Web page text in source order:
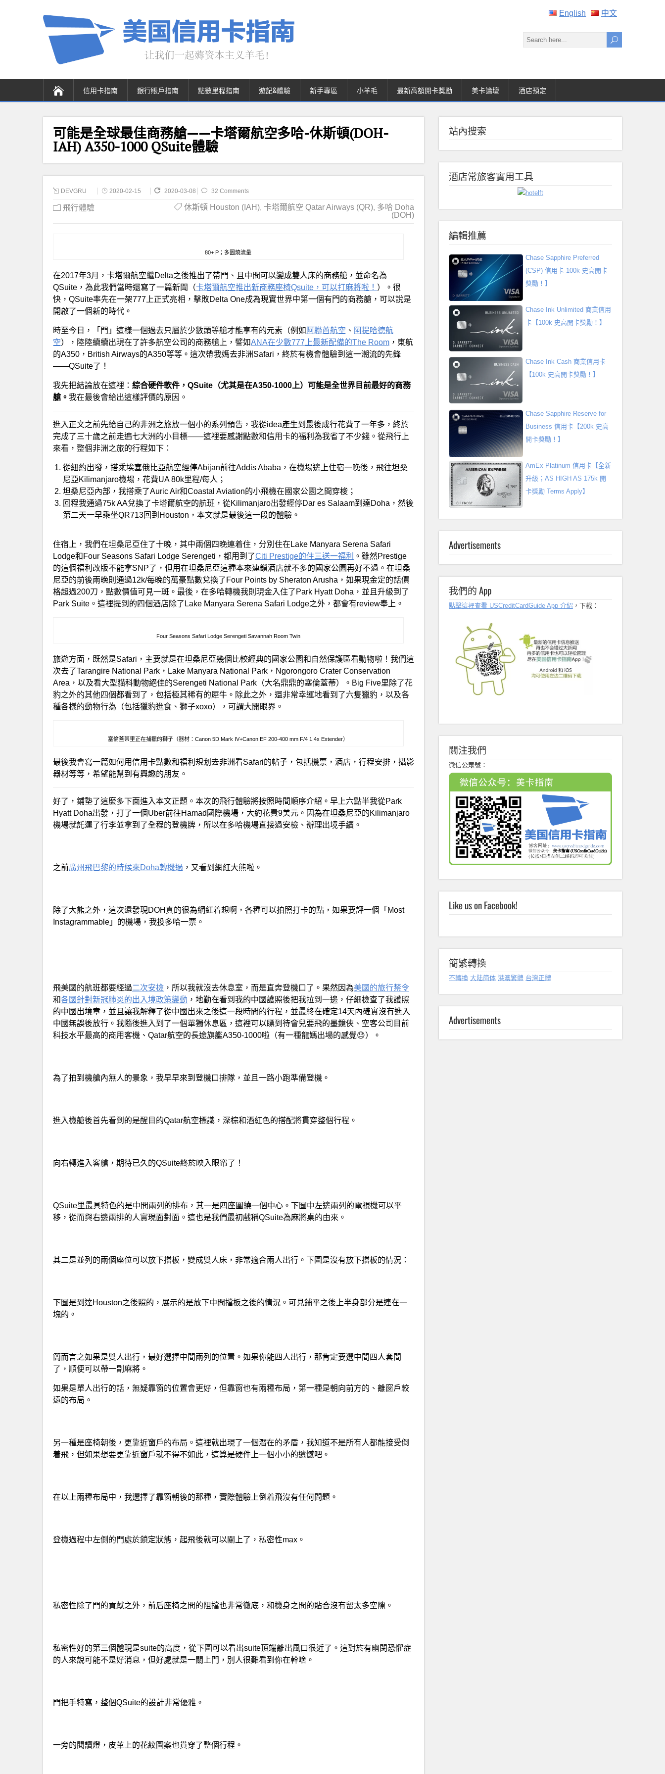
English 中文
信用卡指南 銀行賬戶指南 點數里程指南 遊記&體驗 新手專區 小羊毛 最新高額開卡獎勵 美卡論壇 酒店預定
可能是全球最佳商務艙——卡塔爾航空多哈-休斯頓(DOH-
IAH) A350-1000 QSuite體驗
DEVGRU 2020-02-15 2020-03-08 32 Comments
飛行體驗 休斯頓 Houston (IAH), 卡塔爾航空 Qatar Airways (QR), 多哈 Doha
(DOH)
80+ P；多圖燒流量
在2017年3月，卡塔爾航空繼Delta之後推出了帶門、且中間可以變成雙人床的商務艙，並命名為
QSuite，為此我們當時還寫了一篇新聞（卡塔爾航空推出新商務座椅Qsuite，可以打麻將啦！ ）。很
快，QSuite率先在一架777上正式亮相，擊敗Delta One成為現實世界中第一個有門的商務艙，可以說是
開啟了一個新的時代。
時至今日，「門」這樣一個過去只屬於少數頭等艙才能享有的元素（例如 阿聯酋航空 、 阿提哈德航
空），陸陸續續出現在了許多航空公司的商務艙上，譬如ANA在少數777上最新配備的The Room ，東航
的A350，British Airways的A350等等。這次帶我媽去非洲Safari，終於有機會體驗到這一潮流的先鋒
——QSuite了！
我先把結論放在這裡： 綜合硬件軟件，QSuite（尤其是在A350-1000上）可能是全世界目前最好的商務
艙。 我在最後會給出這樣評價的原因。
進入正文之前先給自己的非洲之旅放一個小的系列預告，我從idea產生到最後成行花費了一年多，終於
完成了三十歲之前走遍七大洲的小目標——這裡要感謝點數和信用卡的福利為我省了不少錢。從飛行上
來看，整個非洲之旅的行程如下：
從紐約出發，搭乘埃塞俄比亞航空經停Abijan前往Addis Ababa，在機場邊上住宿一晚後，飛往坦桑
尼亞Kilimanjaro機場，花費UA 80k里程/每人；
坦桑尼亞內部，我搭乘了Auric Air和Coastal Aviation的小飛機在國家公園之間穿梭；
回程我通過75k AA兌換了卡塔爾航空的航班，從Kilimanjaro出發經停Dar es Salaam到達Doha，然後
第二天一早乘坐QR713回到Houston，本文就是最後這一段的體驗。
住宿上，我們在坦桑尼亞住了十晚，其中兩個四晚連着住，分別住在Lake Manyara Serena Safari
Lodge和Four Seasons Safari Lodge Serengeti，都用到了Citi Prestige的住三送一福利 。雖然Prestige
的這個福利改版不能拿SNP了，但用在坦桑尼亞這種本來連鎖酒店就不多的國家公園再好不過。在坦桑
尼亞的前後兩晚則通過12k/每晚的萬豪點數兌換了Four Points by Sheraton Arusha，如果現金定的話價
格超過200刀，點數價值可見一斑。最後，在多哈轉機我則現金入住了Park Hyatt Doha，並且升級到了
Park Suite。這裡提到的四個酒店除了Lake Manyara Serena Safari Lodge之外，都會有review奉上。
Four Seasons Safari Lodge Serengeti Savannah Room Twin
旅遊方面，既然是Safari，主要就是在坦桑尼亞幾個比較經典的國家公園和自然保護區看動物啦！我們這
次去了Tarangire National Park，Lake Manyara National Park，Ngorongoro Crater Conservation
Area，以及看大型貓科動物絕佳的Serengeti National Park（大名鼎鼎的塞倫蓋蒂）。Big Five里除了花
豹之外的其他四個都看到了，包括極其稀有的犀牛。除此之外，還非常幸運地看到了六隻獵豹，以及各
種各樣的動物行為（包括獵豹進食、獅子xoxo），可謂大開眼界。
塞倫蓋蒂里正在捕獵的獅子（器材：Canon 5D Mark IV+Canon EF 200-400 mm F/4 1.4x Extender）
最後我會寫一篇如何用信用卡點數和福利規划去非洲看Safari的帖子，包括機票，酒店，行程安排，攝影
器材等等，希望能幫到有興趣的朋友。
好了，鋪墊了這麼多下面進入本文正題。本次的飛行體驗將按照時間順序介紹。早上六點半我從Park
Hyatt Doha出發，打了一個Uber前往Hamad國際機場，大約花費9美元。因為在坦桑尼亞的Kilimanjaro
機場就託運了行李並拿到了全程的登機牌，所以在多哈機場直接過安檢、辦理出境手續。
之前廣州飛巴黎的時候來Doha轉機過 ，又看到網紅大熊啦。
除了大熊之外，這次還發現DOH真的很為網紅着想啊，各種可以拍照打卡的點，如果要評一個「Most
Instagrammable」的機場，我投多哈一票。
飛美國的航班都要經過二次安檢 ，所以我就沒去休息室，而是直奔登機口了。果然因為美國的旅行禁令
和各國針對新冠肺炎的出入境政策變動 ，地勤在看到我的中國護照後把我拉到一邊，仔細檢查了我護照
的中國出境章，並且讓我解釋了從中國出來之後這一段時間的行程，並最終在確定14天內確實沒有進入
中國無誤後放行。我隨後進入到了一個單獨休息區，這裡可以瞟到待會兒要飛的墨鏡俠、空客公司目前
科技水平最高的商用客機、Qatar航空的長途旗艦A350-1000啦（有一種龍媽出場的感覺😓）。
為了拍到機艙內無人的景象，我早早來到登機口排隊，並且一路小跑準備登機。
進入機艙後首先看到的是醒目的Qatar航空標識，深棕和酒紅色的搭配將貫穿整個行程。
向右轉進入客艙，期待已久的QSuite終於映入眼帘了！
QSuite里最具特色的是中間兩列的排布，其一是四座圍繞一個中心。下圖中左邊兩列的電視機可以平
移，從而與右邊兩排的人實現面對面。這也是我們最初戲稱QSuite為麻將桌的由來。
其二是並列的兩個座位可以放下擋板，變成雙人床，非常適合兩人出行。下圖是沒有放下擋板的情況：
下圖是到達Houston之後照的，展示的是放下中間擋板之後的情況。可見鋪平之後上半身部分是連在一
塊的。
簡而言之如果是雙人出行，最好選擇中間兩列的位置。如果你能四人出行，那肯定要選中間四人套間
了，順便可以帶一副麻將。
如果是單人出行的話，無疑靠窗的位置會更好，但靠窗也有兩種布局，第一種是朝向前方的、離窗戶較
遠的布局。
另一種是座椅朝後，更靠近窗戶的布局。這裡就出現了一個潛在的矛盾，我知道不是所有人都能接受倒
着飛，但如果想要更靠近窗戶就不得不如此，這算是硬件上一個小小的遺憾吧。
在以上兩種布局中，我選擇了靠窗朝後的那種，實際體驗上倒着飛沒有任何問題。
登機過程中左側的門處於鎖定狀態，起飛後就可以關上了，私密性max。
私密性除了門的貢獻之外，前后座椅之間的阻擋也非常徹底，和機身之間的貼合沒有留太多空隙。
私密性好的第三個體現是suite的高度，從下圖可以看出suite頂端離出風口很近了。這對於有幽閉恐懼症
的人來說可能不是好消息，但好處就是一關上門，別人很難看到你在幹啥。
門把手特寫，整個QSuite的設計非常優雅。
一旁的閱讀燈，皮革上的花紋圖案也貫穿了整個行程。
站內搜索
酒店常旅客實用工具
編輯推薦
Chase Sapphire Preferred
(CSP) 信用卡 100k 史高開卡
獎勵！】
Chase Ink Unlimited 商業信用
卡【100k 史高開卡獎勵！】
Chase Ink Cash 商業信用卡
【100k 史高開卡獎勵！】
Chase Sapphire Reserve for
Business 信用卡【200k 史高
開卡獎勵！】
AmEx Platinum 信用卡【全新
升級；AS HIGH AS 175k 開
卡獎勵 Terms Apply】
Advertisements
我們的 App
點擊這裡查看 USCreditCardGuide App 介紹 ，下載：
關注我們
微信公眾號：
Like us on Facebook!
簡繁轉換
不轉換 大陆简体 港澳繁體 台灣正體
Advertisements